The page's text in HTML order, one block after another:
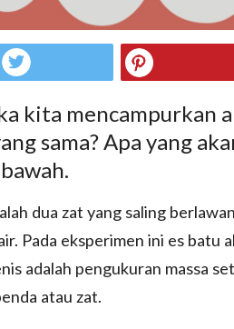
kita mencampurkan
sama? Apa yang
dua zat yang saling
Pada eksperimen ini es batu
adalah pengukuran massa
atau zat.